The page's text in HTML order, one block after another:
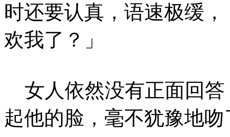
时还要认真，语速极缓
欢我了？」
女人依然没有正面回答
起他的脸，毫不犹豫地